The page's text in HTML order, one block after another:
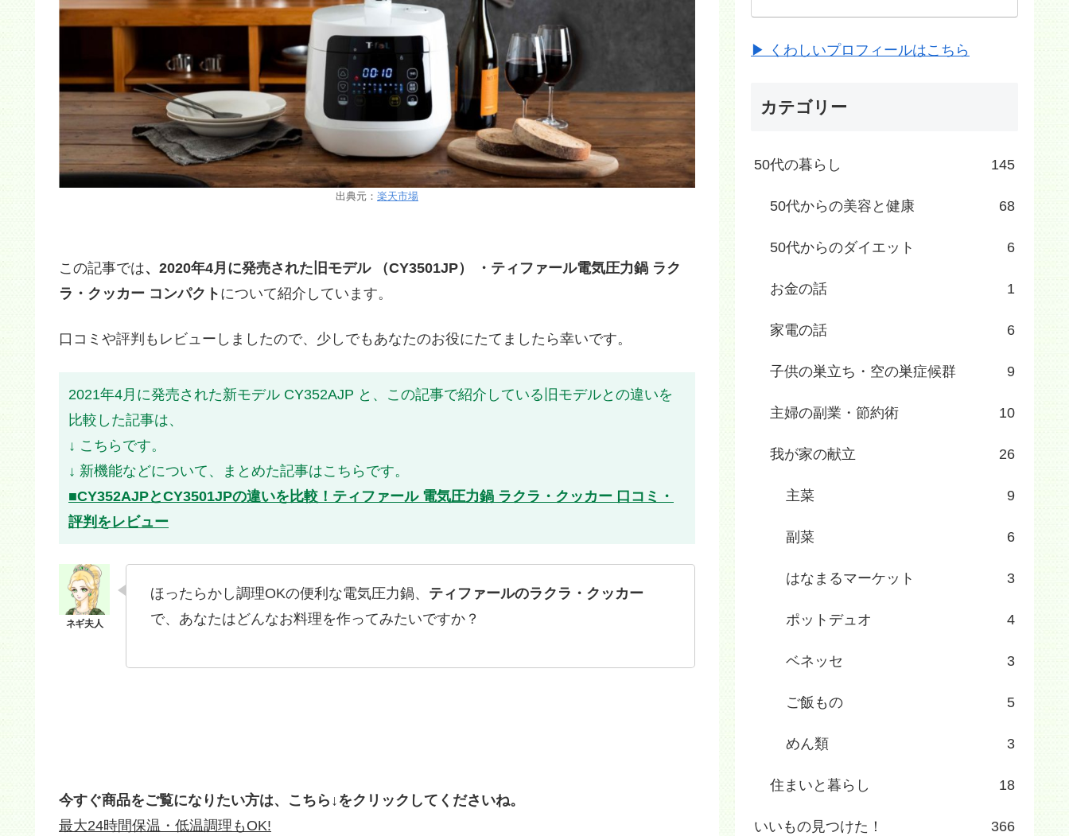
出典元： 楽天市場
この記事では、2020年4月に発売された旧モデル （CY3501JP） ・ティファール電気圧力鍋 ラク
ラ・クッカー コンパクト について紹介しています。
口コミや評判もレビューしましたので、少しでもあなたのお役にたてましたら幸いです。
2021年4月に発売された新モデル CY352AJP と、この記事で紹介している旧モデルとの違いを
比較した記事は、
↓ こちらです。
↓ 新機能などについて、まとめた記事はこちらです。
■CY352AJPとCY3501JPの違いを比較！ティファール 電気圧力鍋 ラクラ・クッカー 口コミ・
評判をレビュー
ほったらかし調理OKの便利な電気圧力鍋、 ティファールのラクラ・クッカー
で、あなたはどんなお料理を作ってみたいですか？
今すぐ商品をご覧になりたい方は、こちら↓をクリックしてくださいね。
最大24時間保温・低温調理もOK!
▶ くわしいプロフィールはこちら
カテゴリー
50代の暮らし 145
50代からの美容と健康 68
50代からのダイエット 6
お金の話 1
家電の話 6
子供の巣立ち・空の巣症候群 9
主婦の副業・節約術 10
我が家の献立 26
主菜 9
副菜 6
はなまるマーケット 3
ポットデュオ 4
ベネッセ 3
ご飯もの 5
めん類 3
住まいと暮らし 18
いいもの見つけた！ 366